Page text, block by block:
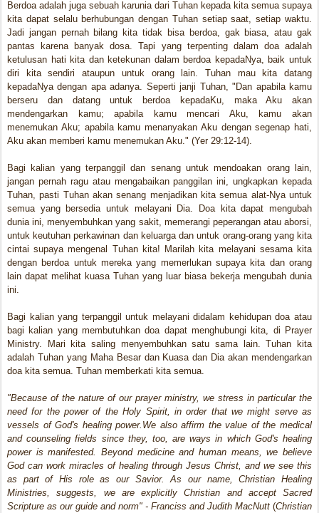
Berdoa adalah juga sebuah karunia dari Tuhan kepada kita semua supaya
kita dapat selalu berhubungan dengan Tuhan setiap saat, setiap waktu.
Jadi jangan pernah bilang kita tidak bisa berdoa, gak biasa, atau gak
pantas karena banyak dosa. Tapi yang terpenting dalam doa adalah
ketulusan hati kita dan ketekunan dalam berdoa kepadaNya, baik untuk
diri kita sendiri ataupun untuk orang lain. Tuhan mau kita datang
kepadaNya dengan apa adanya. Seperti janji Tuhan, "Dan apabila kamu
berseru dan datang untuk berdoa kepadaKu, maka Aku akan
mendengarkan kamu; apabila kamu mencari Aku, kamu akan
menemukan Aku; apabila kamu menanyakan Aku dengan segenap hati,
Aku akan memberi kamu menemukan Aku." (Yer 29:12-14).
Bagi kalian yang terpanggil dan senang untuk mendoakan orang lain,
jangan pernah ragu atau mengabaikan panggilan ini, ungkapkan kepada
Tuhan, pasti Tuhan akan senang menjadikan kita semua alat-Nya untuk
semua yang bersedia untuk melayani Dia. Doa kita dapat mengubah
dunia ini, menyembuhkan yang sakit, memerangi peperangan atau aborsi,
untuk keutuhan perkawinan dan keluarga dan untuk orang-orang yang kita
cintai supaya mengenal Tuhan kita! Marilah kita melayani sesama kita
dengan berdoa untuk mereka yang memerlukan supaya kita dan orang
lain dapat melihat kuasa Tuhan yang luar biasa bekerja mengubah dunia
ini.
Bagi kalian yang terpanggil untuk melayani didalam kehidupan doa atau
bagi kalian yang membutuhkan doa dapat menghubungi kita, di Prayer
Ministry. Mari kita saling menyembuhkan satu sama lain. Tuhan kita
adalah Tuhan yang Maha Besar dan Kuasa dan Dia akan mendengarkan
doa kita semua. Tuhan memberkati kita semua.
"Because of the nature of our prayer ministry, we stress in particular the
need for the power of the Holy Spirit, in order that we might serve as
vessels of God's healing power.We also affirm the value of the medical
and counseling fields since they, too, are ways in which God's healing
power is manifested. Beyond medicine and human means, we believe
God can work miracles of healing through Jesus Christ, and we see this
as part of His role as our Savior. As our name, Christian Healing
Ministries, suggests, we are explicitly Christian and accept Sacred
Scripture as our guide and norm" - Franciss and Judith MacNutt (Christian